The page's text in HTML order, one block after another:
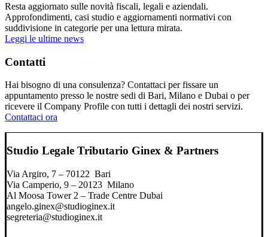
Resta aggiornato sulle novità fiscali, legali e aziendali.
Approfondimenti, casi studio e aggiornamenti normativi con
suddivisione in categorie per una lettura mirata.
Leggi le ultime news
Contatti
Hai bisogno di una consulenza? Contattaci per fissare un
appuntamento presso le nostre sedi di Bari, Milano e Dubai o per
ricevere il Company Profile con tutti i dettagli dei nostri servizi.
Contattaci ora
Studio Legale Tributario Ginex & Partners
Via Argiro, 7 – 70122 Bari
Via Camperio, 9 – 20123 Milano
Al Moosa Tower 2 – Trade Centre Dubai
angelo.ginex@studioginex.it
segreteria@studioginex.it